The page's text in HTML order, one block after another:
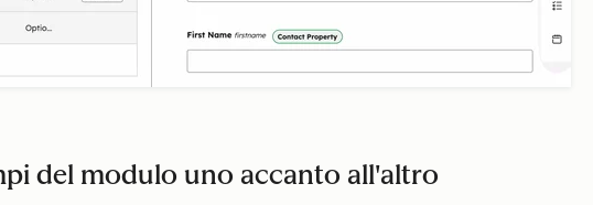
del modulo uno accanto all'altro